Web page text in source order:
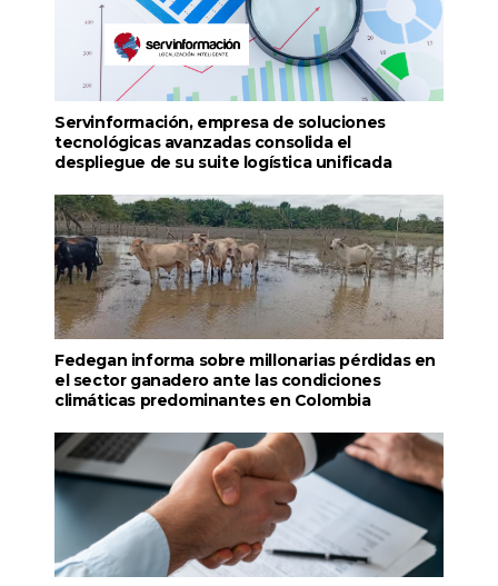
Servinformación, empresa de soluciones
tecnológicas avanzadas consolida el
despliegue de su suite logística unificada
Fedegan informa sobre millonarias pérdidas en
el sector ganadero ante las condiciones
climáticas predominantes en Colombia